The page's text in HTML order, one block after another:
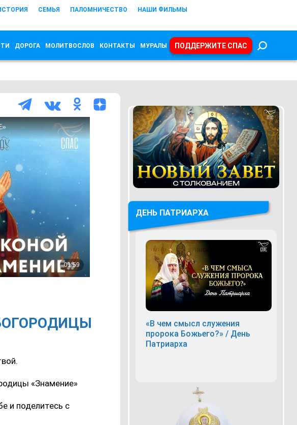
СЕМЬЯ ПАЛОМНИЧЕСТВО
НАШИ ФИЛЬМЫ
ДОРОГА МОЛИТВОСЛОВ КОНТАКТЫ МУРАЛЫ ПОДДЕРЖИТЕ СПАС
«Знамение»
и поделитесь с
ДЕНЬ ПАТРИАРХА
«В чем смысл служения
пророка Божьего?» / День
Патриарха